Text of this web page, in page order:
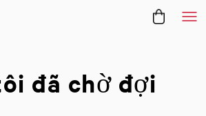
đã chờ đợi